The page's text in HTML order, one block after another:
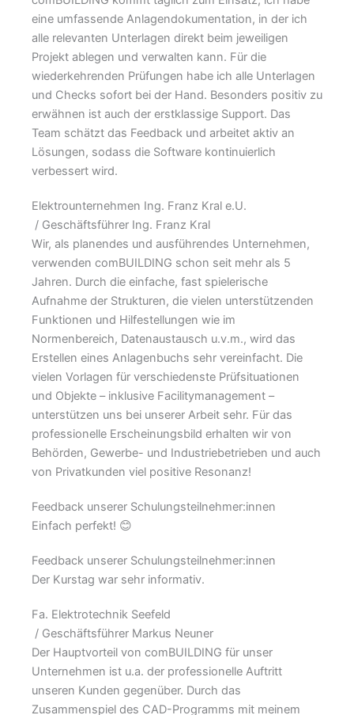
eine umfassende Anlagendokumentation, in der ich
alle relevanten Unterlagen direkt beim jeweiligen
Projekt ablegen und verwalten kann. Für die
wiederkehrenden Prüfungen habe ich alle Unterlagen
und Checks sofort bei der Hand. Besonders positiv zu
erwähnen ist auch der erstklassige Support. Das
Team schätzt das Feedback und arbeitet aktiv an
Lösungen, sodass die Software kontinuierlich
verbessert wird.
Elektrounternehmen Ing. Franz Kral e.U.
/ Geschäftsführer Ing. Franz Kral
Wir, als planendes und ausführendes Unternehmen,
verwenden comBUILDING schon seit mehr als 5
Jahren. Durch die einfache, fast spielerische
Aufnahme der Strukturen, die vielen unterstützenden
Funktionen und Hilfestellungen wie im
Normenbereich, Datenaustausch u.v.m., wird das
Erstellen eines Anlagenbuchs sehr vereinfacht. Die
vielen Vorlagen für verschiedenste Prüfsituationen
und Objekte – inklusive Facilitymanagement –
unterstützen uns bei unserer Arbeit sehr. Für das
professionelle Erscheinungsbild erhalten wir von
Behörden, Gewerbe- und Industriebetrieben und auch
von Privatkunden viel positive Resonanz!
Feedback unserer Schulungsteilnehmer:innen
Einfach perfekt! 😊
Feedback unserer Schulungsteilnehmer:innen
Der Kurstag war sehr informativ.
Fa. Elektrotechnik Seefeld
/ Geschäftsführer Markus Neuner
Der Hauptvorteil von comBUILDING für unser
Unternehmen ist u.a. der professionelle Auftritt
unseren Kunden gegenüber. Durch das
Zusammenspiel des CAD-Programms mit meinem